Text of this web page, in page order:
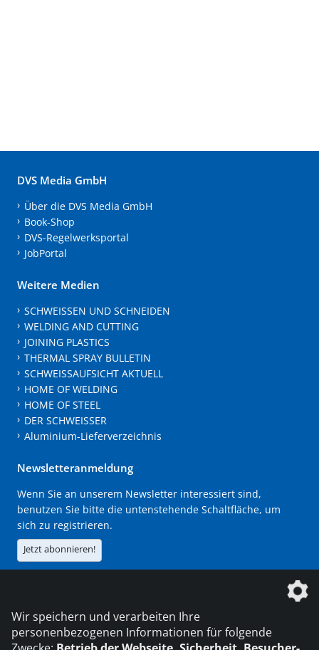
DVS Media GmbH
Über die DVS Media GmbH
Book-Shop
DVS-Regelwerksportal
JobPortal
Weitere Medien
SCHWEISSEN UND SCHNEIDEN
WELDING AND CUTTING
JOINING PLASTICS
THERMAL SPRAY BULLETIN
SCHWEISSAUFSICHT AKTUELL
HOME OF WELDING
HOME OF STEEL
DER SCHWEISSER
Aluminium-Lieferverzeichnis
Newsletteranmeldung
Wenn Sie an unserem Newsletter interessiert sind,
benutzen Sie bitte die untenstehende Schaltfläche, um
sich zu registrieren.
Jetzt abonnieren!
Wir speichern und verarbeiten Ihre
personenbezogenen Informationen für folgende